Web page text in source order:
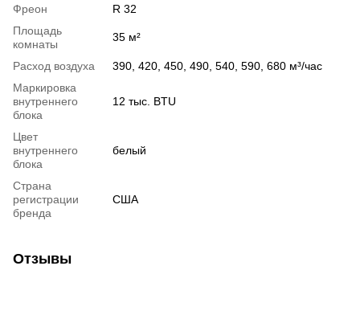
Фреон
R 32
Площадь
комнаты
35 м²
Расход воздуха
390, 420, 450, 490, 540, 590, 680 м³/час
Маркировка
внутреннего
блока
12 тыс. BTU
Цвет
внутреннего
блока
белый
Страна
регистрации
бренда
США
Отзывы